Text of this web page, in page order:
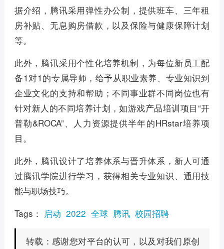
据介绍，腾讯采用弹性办公制，提供班车、三年租
房补贴、无息购房借款，以及保险与健康保障计划
等。
此外，腾讯采用个性化培养机制，为每位新员工配
备1对1的专属导师，给予从职业素养、专业知识到
企业文化的支持和帮助；不同事业群不同岗位也有
针对新人的不同培养计划，如游戏产品培训项目“开
普勒&ROCA”、人力资源提供半年的HRstar培养项
目。
此外，腾讯设计了培养体系与晋升体系，新人可通
过腾讯学院进行学习，获得相关专业知识、通用技
能与职场技巧。
Tags： 启动 2022 全球 腾讯 校园招聘
转载： 感谢您对平台的认可，以及对我们原创